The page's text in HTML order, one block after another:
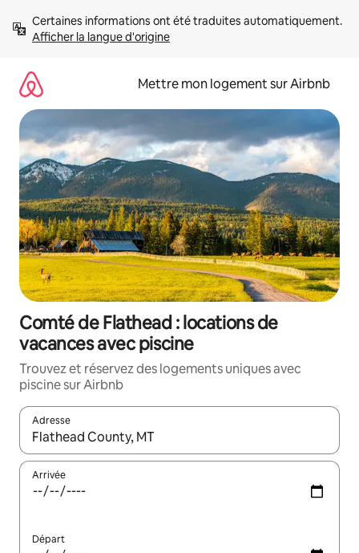
directement
Afficher la langue d'origine
Mettre mon logement sur Airbnb
Comté de Flathead : locations de
vacances avec piscine
Trouvez et réservez des logements uniques avec
piscine sur Airbnb
Adresse
Lorsque les résultats s'affichent, utilisez les flèches vers le
Arrivée
Départ